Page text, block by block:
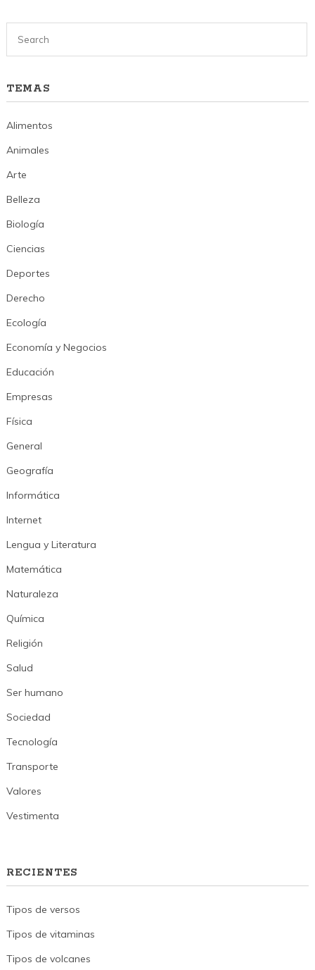
TEMAS
Alimentos
Animales
Arte
Belleza
Biología
Ciencias
Deportes
Derecho
Ecología
Economía y Negocios
Educación
Empresas
Física
General
Geografía
Informática
Internet
Lengua y Literatura
Matemática
Naturaleza
Química
Religión
Salud
Ser humano
Sociedad
Tecnología
Transporte
Valores
Vestimenta
RECIENTES
Tipos de versos
Tipos de vitaminas
Tipos de volcanes